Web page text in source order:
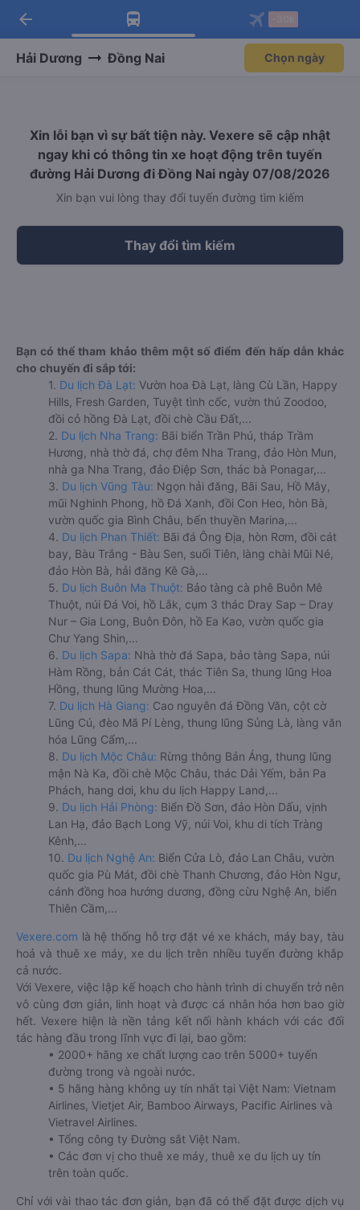
Tải app Vexere ngay!
Nhận ưu đãi thành viên độc
Mở app
Tải app Vexere
-30k/ghế khi đặt vé máy bay qua
Mở app
arrow_back
Hải Dương Đồng Nai Chọn ngày
Xin lỗi bạn vì sự bất tiện này. Vexere sẽ cập nhật
ngay khi có thông tin xe hoạt động trên tuyến
đường Hải Dương đi Đồng Nai ngày 07/08/2026
Xin bạn vui lòng thay đổi tuyến đường tìm kiếm
Thay đổi tìm kiếm
Bạn có thể tham khảo thêm một số điểm đến hấp dẫn khác
cho chuyến đi sắp tới:
1. Du lịch Đà Lạt: Vườn hoa Đà Lạt, làng Cù Lần, Happy
Hills, Fresh Garden, Tuyệt tình cốc, vườn thú Zoodoo,
đồi cỏ hồng Đà Lạt, đồi chè Cầu Đất,...
2. Du lịch Nha Trang: Bãi biển Trần Phú, tháp Trầm
Hương, nhà thờ đá, chợ đêm Nha Trang, đảo Hòn Mun,
nhà ga Nha Trang, đảo Điệp Sơn, thác bà Ponagar,...
3. Du lịch Vũng Tàu: Ngọn hải đăng, Bãi Sau, Hồ Mây,
mũi Nghinh Phong, hồ Đá Xanh, đồi Con Heo, hòn Bà,
vườn quốc gia Bình Châu, bến thuyền Marina,...
4. Du lịch Phan Thiết: Bãi đá Ông Địa, hòn Rơm, đồi cát
bay, Bàu Trắng - Bàu Sen, suối Tiên, làng chài Mũi Né,
đảo Hòn Bà, hải đăng Kê Gà,...
5. Du lịch Buôn Ma Thuột: Bảo tàng cà phê Buôn Mê
Thuột, núi Đá Voi, hồ Lắk, cụm 3 thác Dray Sap – Dray
Nur – Gia Long, Buôn Đôn, hồ Ea Kao, vườn quốc gia
Chư Yang Shin,...
6. Du lịch Sapa: Nhà thờ đá Sapa, bảo tàng Sapa, núi
Hàm Rồng, bản Cát Cát, thác Tiên Sa, thung lũng Hoa
Hồng, thung lũng Mường Hoa,...
7. Du lịch Hà Giang: Cao nguyên đá Đồng Văn, cột cờ
Lũng Cú, đèo Mã Pí Lèng, thung lũng Sủng Là, làng văn
hóa Lũng Cẩm,...
8. Du lịch Mộc Châu: Rừng thông Bản Áng, thung lũng
mận Nà Ka, đồi chè Mộc Châu, thác Dải Yếm, bản Pa
Phách, hang dơi, khu du lịch Happy Land,...
9. Du lịch Hải Phòng: Biển Đồ Sơn, đảo Hòn Dấu, vịnh
Lan Hạ, đảo Bạch Long Vỹ, núi Voi, khu di tích Tràng
Kênh,...
10. Du lịch Nghệ An: Biển Cửa Lò, đảo Lan Châu, vườn
quốc gia Pù Mát, đồi chè Thanh Chương, đảo Hòn Ngư,
cánh đồng hoa hướng dương, đồng cừu Nghệ An, biển
Thiên Cầm,...
Vexere.com là hệ thống hỗ trợ đặt vé xe khách, máy bay, tàu
hoả và thuê xe máy, xe du lịch trên nhiều tuyến đường khắp
cả nước.
Với Vexere, việc lập kế hoạch cho hành trình di chuyển trở nên
vô cùng đơn giản, linh hoạt và được cá nhân hóa hơn bao giờ
hết. Vexere hiện là nền tảng kết nối hành khách với các đối
tác hàng đầu trong lĩnh vực đi lại, bao gồm:
• 2000+ hãng xe chất lượng cao trên 5000+ tuyến
đường trong và ngoài nước.
• 5 hãng hàng không uy tín nhất tại Việt Nam: Vietnam
Airlines, Vietjet Air, Bamboo Airways, Pacific Airlines và
Vietravel Airlines.
• Tổng công ty Đường sắt Việt Nam.
• Các đơn vị cho thuê xe máy, thuê xe du lịch uy tín
trên toàn quốc.
Chỉ với vài thao tác đơn giản, bạn đã có thể đặt được dịch vụ